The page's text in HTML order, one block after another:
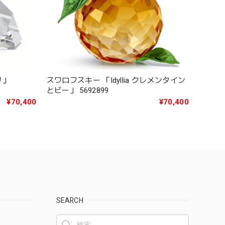
¥70,400
スワロフスキー 「Idyllia クレメンタイン
とビー」 5692899
¥70,400
SEARCH